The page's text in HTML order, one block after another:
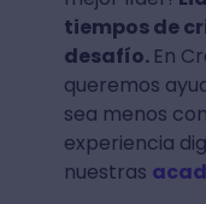
tiempos de
desafío. En
queremos
sea menos
experiencia
nuestras